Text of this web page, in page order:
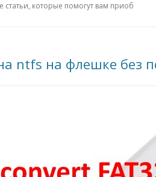
которые помогут вам приоб
ntfs на флешке без